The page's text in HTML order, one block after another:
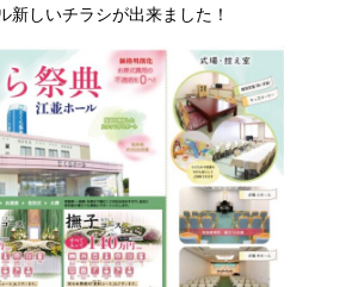
新しいチラシが出来ました！